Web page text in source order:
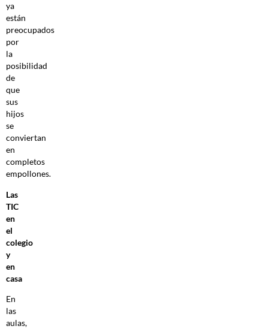
ya
están
preocupados
por
la
posibilidad
de
que
sus
hijos
se
conviertan
en
completos
empollones.
Las
TIC
en
el
colegio
y
en
casa
En
las
aulas,